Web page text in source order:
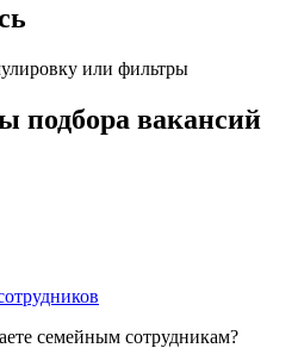
или фильтры
подбора вакансий
семейным сотрудникам?